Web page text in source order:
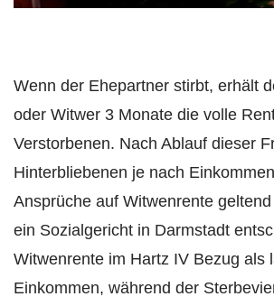
Wenn der Ehepartner stirbt, erhält
oder Witwer 3 Monate die volle
Verstorbenen. Nach Ablauf dieser
Hinterbliebenen je nach
Ansprüche auf Witwenrente
ein Sozialgericht in Darmstadt
Witwenrente im Hartz IV Bezug als
Einkommen, während der